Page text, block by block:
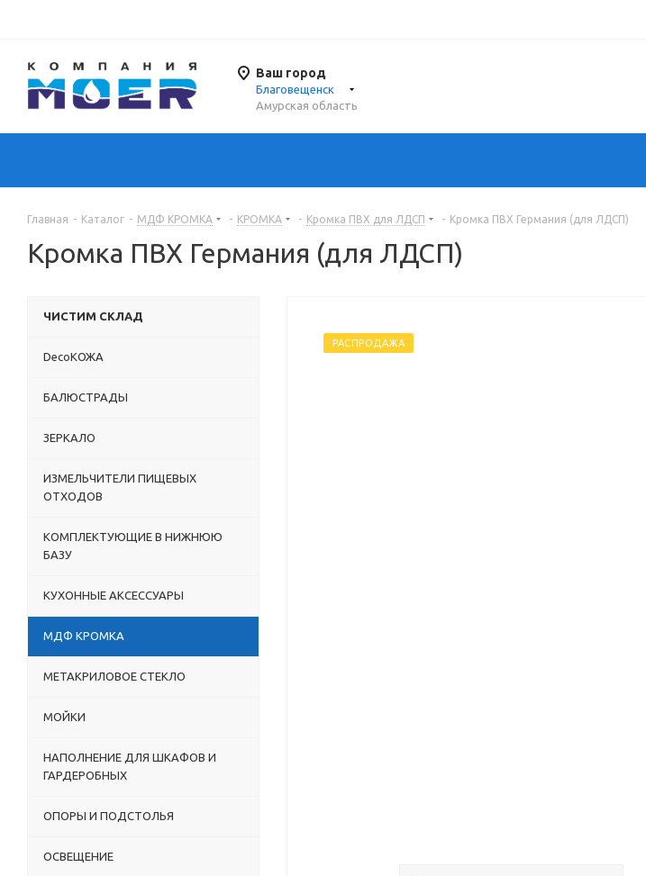
Ваш город
Благовещенск
Амурская область
Главная - Каталог - МДФ КРОМКА - КРОМКА - Кромка ПВХ для ЛДСП - Кромка ПВХ Германия (для ЛДСП)
Кромка ПВХ Германия (для ЛДСП)
РАСПРОДАЖА
ЧИСТИМ СКЛАД
DecoКОЖА
БАЛЮСТРАДЫ
ЗЕРКАЛО
ИЗМЕЛЬЧИТЕЛИ ПИЩЕВЫХ
ОТХОДОВ
КОМПЛЕКТУЮЩИЕ В НИЖНЮЮ
БАЗУ
КУХОННЫЕ АКСЕССУАРЫ
МДФ КРОМКА
МЕТАКРИЛОВОЕ СТЕКЛО
МОЙКИ
НАПОЛНЕНИЕ ДЛЯ ШКАФОВ И
ГАРДЕРОБНЫХ
ОПОРЫ И ПОДСТОЛЬЯ
ОСВЕЩЕНИЕ